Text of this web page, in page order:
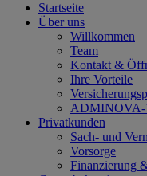
Startseite
Über uns
Willkommen
Team
Kontakt &
Ihre Vorteile
ADMINOVA-
Privatkunden
Sach- und
Vorsorge
Finanzierung